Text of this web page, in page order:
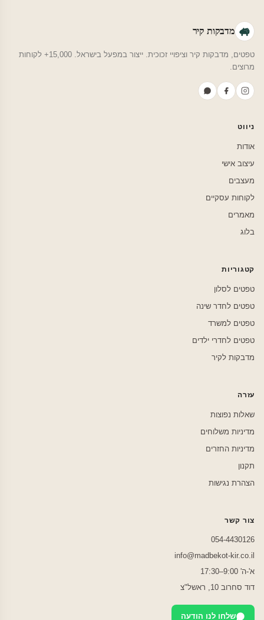
מדבקות קיר
טפטים, מדבקות קיר וציפויי זכוכית. ייצור במפעל בישראל. 15,000+ לקוחות
מרוצים.
ניווט
אודות
עיצוב אישי
מעצבים
לקוחות עסקיים
מאמרים
בלוג
קטגוריות
טפטים לסלון
טפטים לחדר שינה
טפטים למשרד
טפטים לחדרי ילדים
מדבקות לקיר
עזרה
שאלות נפוצות
מדיניות משלוחים
מדיניות החזרים
תקנון
הצהרת נגישות
צור קשר
054-4430126
info@madbekot-kir.co.il
א'-ה' 9:00–17:30
דוד סחרוב 10, ראשל"צ
שלחו לנו הודעה